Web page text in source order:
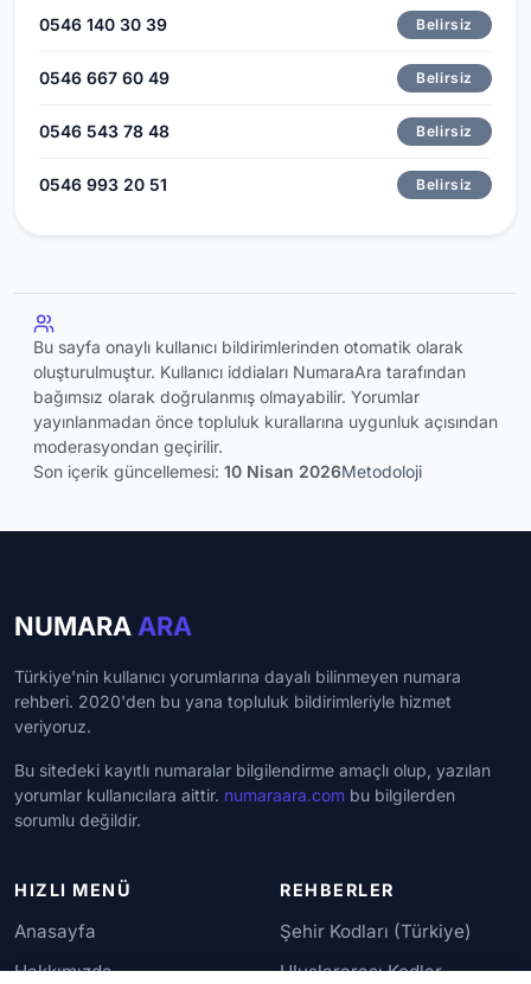
0546 140 30 39 Belirsiz
0546 667 60 49 Belirsiz
0546 543 78 48 Belirsiz
0546 993 20 51 Belirsiz
Bu sayfa onaylı kullanıcı bildirimlerinden otomatik olarak
oluşturulmuştur. Kullanıcı iddiaları NumaraAra tarafından
bağımsız olarak doğrulanmış olmayabilir. Yorumlar
yayınlanmadan önce topluluk kurallarına uygunluk açısından
moderasyondan geçirilir.
Son içerik güncellemesi: 10 Nisan 2026Metodoloji
NUMARA ARA
Türkiye'nin kullanıcı yorumlarına dayalı bilinmeyen numara
rehberi. 2020'den bu yana topluluk bildirimleriyle hizmet
veriyoruz.
Bu sitedeki kayıtlı numaralar bilgilendirme amaçlı olup, yazılan
yorumlar kullanıcılara aittir. numaraara.com bu bilgilerden
sorumlu değildir.
HIZLI MENÜ
Anasayfa
Hakkımızda
REHBERLER
Şehir Kodları (Türkiye)
Uluslararası Kodlar